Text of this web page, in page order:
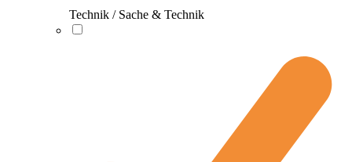
Technik / Sache & Technik